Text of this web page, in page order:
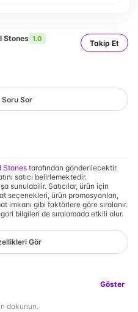
Stones 1.0 Takip Et
Soru Sor
Stones tarafından gönderilecektir.
satıcı belirlemektedir.
sunulabilir. Satıcılar, ürün için
seçenekleri, ürün promosyonları,
imkanı gibi faktörlere göre sıralanır.
bilgileri de sıralamada etkili olur.
Gör
Göster
dokunun.